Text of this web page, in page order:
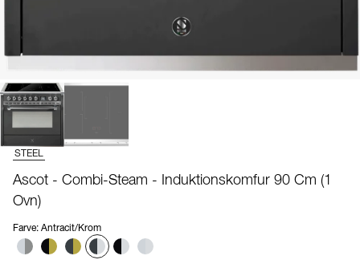
STEEL
Ascot - Combi-Steam - Induktionskomfur 90 Cm (1
Ovn)
Farve: Antracit/Krom